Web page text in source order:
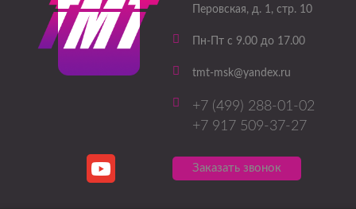
Перовская, д. 1, стр. 10
Пн-Пт с 9.00 до 17.00
tmt-msk@yandex.ru
+7 (499) 288-01-02
+7 917 509-37-27
Заказать звонок